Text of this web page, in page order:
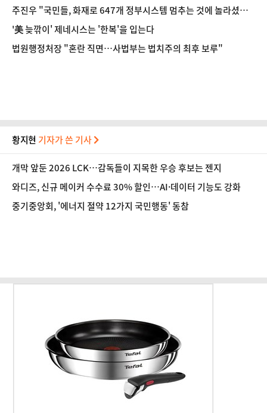
주진우 "국민들, 화재로 647개 정부시스템 멈추는 것에 놀라셨을
것"
'美 늦깎이' 제네시스는 '한복'을 입는다
법원행정처장 "혼란 직면…사법부는 법치주의 최후 보루"
황지현 기자가 쓴 기사
개막 앞둔 2026 LCK…감독들이 지목한 우승 후보는 젠지
와디즈, 신규 메이커 수수료 30% 할인…AI·데이터 기능도 강화
중기중앙회, '에너지 절약 12가지 국민행동' 동참